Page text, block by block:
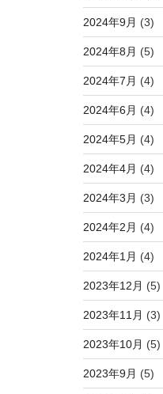
2024年9月 (3)
2024年8月 (5)
2024年7月 (4)
2024年6月 (4)
2024年5月 (4)
2024年4月 (4)
2024年3月 (3)
2024年2月 (4)
2024年1月 (4)
2023年12月 (5)
2023年11月 (3)
2023年10月 (5)
2023年9月 (5)